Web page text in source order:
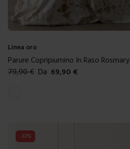
Linea oro
Parure Copripiumino In Raso Rosmary
79,90€ Da 69,90 €
-33%